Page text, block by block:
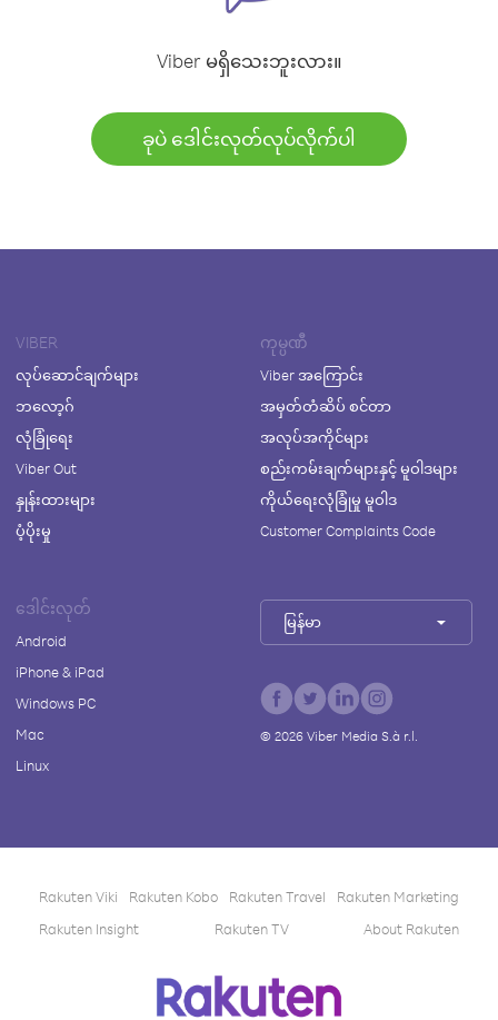
Viber မရှိသေးဘူးလား။
ခုပဲ ဒေါင်းလုတ်လုပ်လိုက်ပါ
VIBER
လုပ်ဆောင်ချက်များ
ဘလော့ဂ်
လုံခြုံရေး
Viber Out
နှုန်းထားများ
ပံ့ပိုးမှု
ကုမ္ပဏီ
Viber အကြောင်း
အမှတ်တံဆိပ် စင်တာ
အလုပ်အကိုင်များ
စည်းကမ်းချက်များနှင့် မူဝါဒများ
ကိုယ်ရေးလုံခြုံမှု မူဝါဒ
Customer Complaints Code
ဒေါင်းလုတ်
Android
iPhone & iPad
Windows PC
Mac
Linux
မြန်မာ
© 2026Viber Media S.à r.l.
Rakuten Viki Rakuten Kobo Rakuten Travel
Rakuten Marketing
Rakuten Insight
Rakuten TV About Rakuten